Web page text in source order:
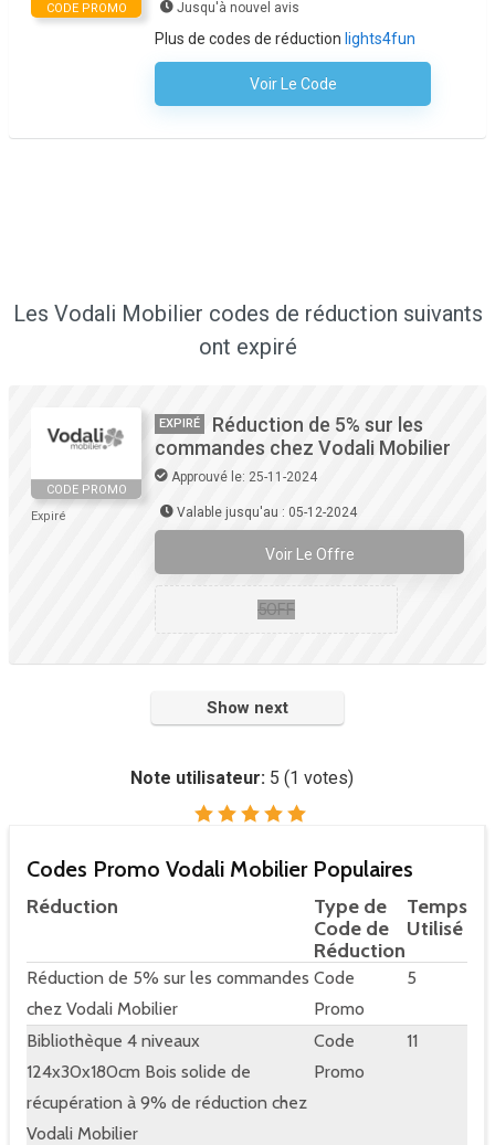
CODE PROMO Jusqu'à nouvel avis
Plus de codes de réduction lights4fun
Voir Le Code
Aucun Code N'est Nécessaire
Les Vodali Mobilier codes de réduction suivants
ont expiré
CODE PROMO
Expiré
EXPIRÉ
Réduction de 5% sur les
commandes chez Vodali Mobilier
Approuvé le: 25-11-2024
Valable jusqu'au : 05-12-2024
Voir Le Offre
5OFF
Show next
Note utilisateur: 5 (1 votes)
Codes Promo Vodali Mobilier Populaires
Réduction
Type de
Code de
Réduction
Temps
Utilisé
Réduction de 5% sur les commandes
chez Vodali Mobilier
Code
Promo
5
Bibliothèque 4 niveaux
124x30x180cm Bois solide de
récupération à 9% de réduction chez
Vodali Mobilier
Code
Promo
11